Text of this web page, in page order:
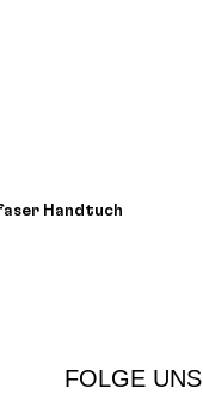
Handtuch
FOLGE UNS